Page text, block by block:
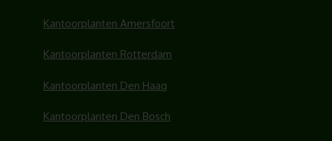
Kantoorplanten Amersfoort
Kantoorplanten Rotterdam
Kantoorplanten Den Haag
Kantoorplanten Den Bosch